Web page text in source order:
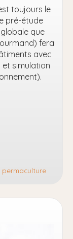
toujours le
pré-étude
que
fera
avec
simulation
permaculture